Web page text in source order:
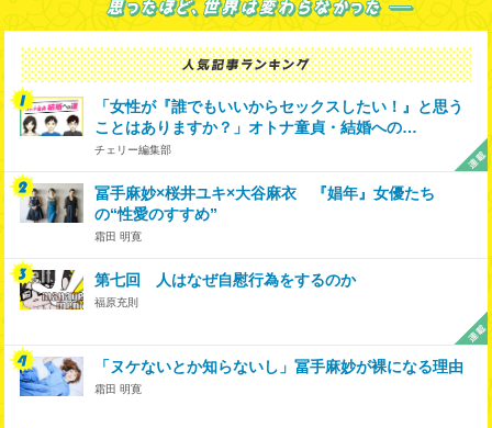
「女性が『誰でもいいからセックスしたい！』と思う
ことはありますか？」オトナ童貞・結婚への…
チェリー編集部
冨手麻妙×桜井ユキ×大谷麻衣 『娼年』女優たち
の“性愛のすすめ”
霜田 明寛
第七回 人はなぜ自慰行為をするのか
福原充則
「ヌケないとか知らないし」冨手麻妙が裸になる理由
霜田 明寛